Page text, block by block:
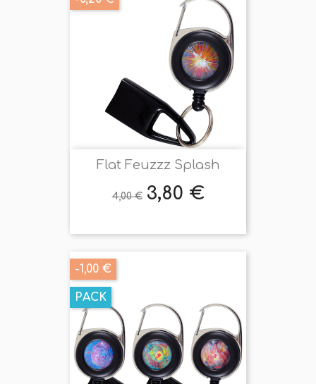
Flat Feuzzz Splash
Prix
4,00 € Prix
3,80 €
-1,00 €
PACK